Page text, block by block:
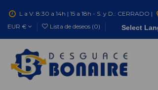
L a V: 8:30 a 14h | 15 a 18h - S. y D.: CERRADO |
EUR €
Lista de deseos (0) Select